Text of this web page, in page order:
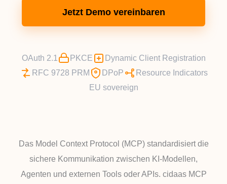
Jetzt Demo vereinbaren
OAuth 2.1 PKCE
Dynamic Client Registration
RFC 9728 PRM
DPoP
Resource Indicators
EU sovereign
Das Model Context Protocol (MCP) standardisiert die
sichere Kommunikation zwischen KI-Modellen,
Agenten und externen Tools oder APIs. cidaas MCP